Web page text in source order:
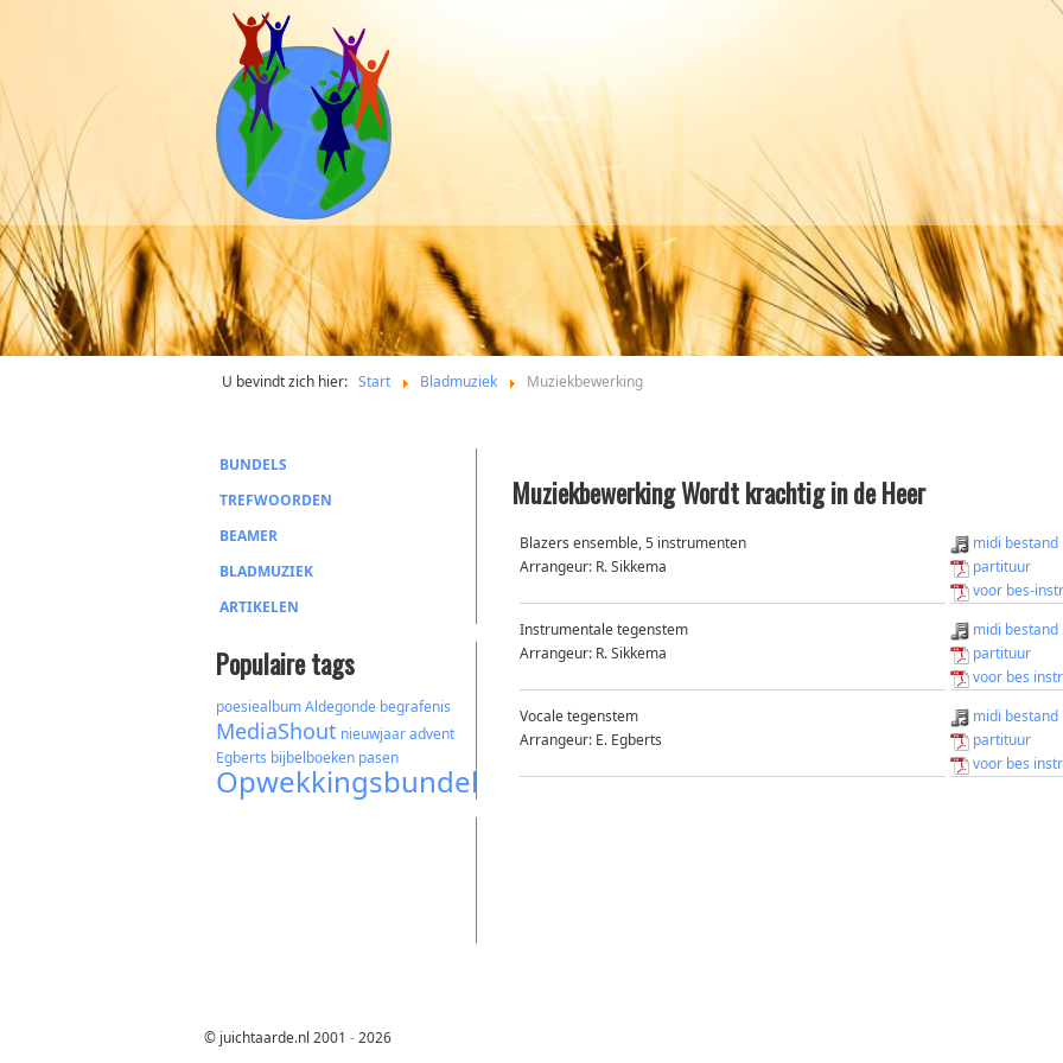
U bevindt zich hier: Start Bladmuziek Muziekbewerking
BUNDELS
TREFWOORDEN
BEAMER
BLADMUZIEK
ARTIKELEN
Populaire tags
poesiealbumAldegonde begrafenis
MediaShout nieuwjaaradvent
Egberts bijbelboeken pasen
Opwekkingsbundel
Muziekbewerking Wordt krachtig in de Heer
Blazers ensemble, 5 instrumenten
Arrangeur: R. Sikkema
midi bestand
partituur
voor bes-
Instrumentale tegenstem
Arrangeur: R. Sikkema
midi bestand
partituur
voor bes
Vocale tegenstem
Arrangeur: E. Egberts
midi bestand
partituur
voor bes
© juichtaarde.nl 2001 -2026